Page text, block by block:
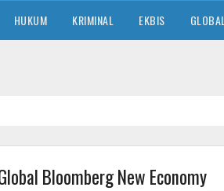
HUKUM KRIMINAL EKBIS GLOBAL
Bloomberg New Economy